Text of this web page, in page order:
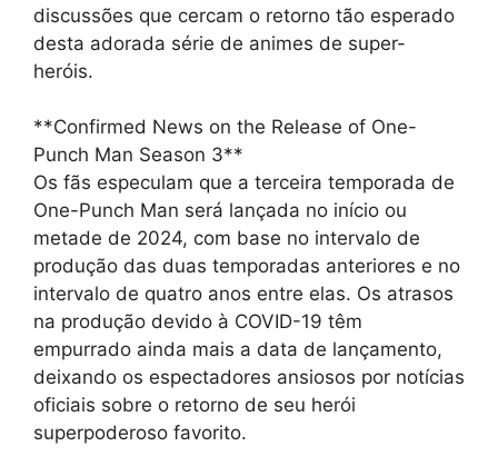
discussões que cercam o retorno tão esperado
desta adorada série de animes de super-
heróis.
**Confirmed News on the Release of One-
Punch Man Season 3**
Os fãs especulam que a terceira temporada de
One-Punch Man será lançada no início ou
metade de 2024, com base no intervalo de
produção das duas temporadas anteriores e no
intervalo de quatro anos entre elas. Os atrasos
na produção devido à COVID-19 têm
empurrado ainda mais a data de lançamento,
deixando os espectadores ansiosos por notícias
oficiais sobre o retorno de seu herói
superpoderoso favorito.